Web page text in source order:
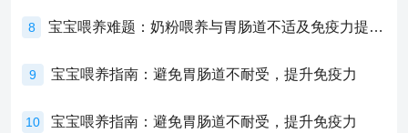
8 宝宝喂养难题：奶粉喂养与胃肠道不适及免疫力提升的奥秘
9 宝宝喂养指南：避免胃肠道不耐受，提升免疫力
10 宝宝喂养指南：避免胃肠道不耐受，提升免疫力